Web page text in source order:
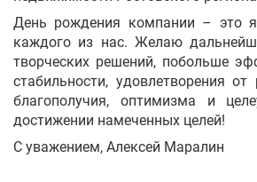
День рождения компании – это
каждого из нас. Желаю
творческих решений, побольше
стабильности, удовлетворения
благополучия, оптимизма и
достижении намеченных целей!
С уважением, Алексей Маралин